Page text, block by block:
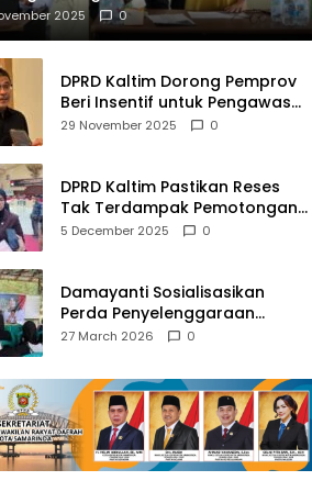
NAPZA
2025 0
DPRD Kaltim Dorong Pemprov
Beri Insentif untuk Pengawas
Madrasah dan Pendidikan
29 November 2025 0
DPRD Kaltim Pastikan Reses
Tak Terdampak Pemotongan
Transfer Dana Pusat
5 December 2025 0
Damayanti Sosialisasikan
Perda Penyelenggaraan
Pendidikan Pancasila dan
27 March 2026 0